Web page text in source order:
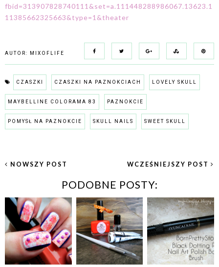
fbid=313907828740111&set=a.111448288986067.13623.1
11385662325663&type=1&theater
AUTOR: MIXOFLIFE
CZASZKI CZASZKI NA PAZNOKCIACH LOVELY SKULL
MAYBELLINE COLORAMA 83 PAZNOKCIE
POMYSŁ NA PAZNOKCIE SKULL NAILS SWEET SKULL
NOWSZY POST WCZEŚNIEJSZY POST
PODOBNE POSTY: